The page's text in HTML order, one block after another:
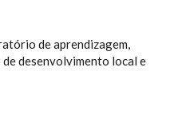
de aprendizagem,
desenvolvimento local e